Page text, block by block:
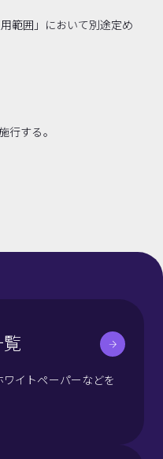
範囲」において別途定め
行する。
イトペーパーなどを